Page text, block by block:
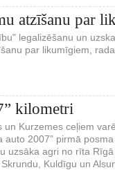
atzīšanu par
legalizēšanu un
par likumīgiem,
kilometri
Kurzemes ceļiem
2007” pirmā
uzsāka agri no rīta
Kuldīgu un